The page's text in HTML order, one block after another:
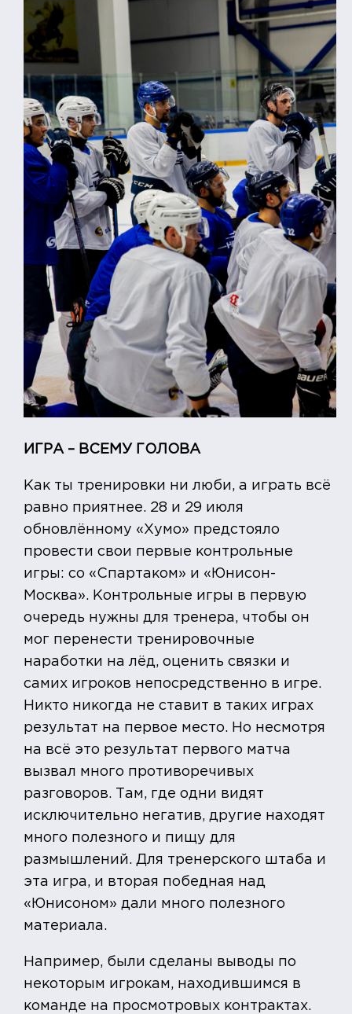
ИГРА – ВСЕМУ ГОЛОВА
Как ты тренировки ни люби, а играть всё
равно приятнее. 28 и 29 июля
обновлённому «Хумо» предстояло
провести свои первые контрольные
игры: со «Спартаком» и «Юнисон-
Москва». Контрольные игры в первую
очередь нужны для тренера, чтобы он
мог перенести тренировочные
наработки на лёд, оценить связки и
самих игроков непосредственно в игре.
Никто никогда не ставит в таких играх
результат на первое место. Но несмотря
на всё это результат первого матча
вызвал много противоречивых
разговоров. Там, где одни видят
исключительно негатив, другие находят
много полезного и пищу для
размышлений. Для тренерского штаба и
эта игра, и вторая победная над
«Юнисоном» дали много полезного
материала.
Например, были сделаны выводы по
некоторым игрокам, находившимся в
команде на просмотровых контрактах.